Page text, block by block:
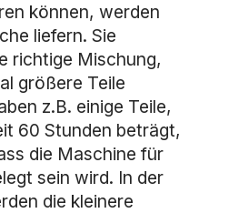
können, werden
liefern. Sie
richtige Mischung,
größere Teile
z.B. einige Teile,
60 Stunden beträgt,
die Maschine für
sein wird. In der
die kleinere